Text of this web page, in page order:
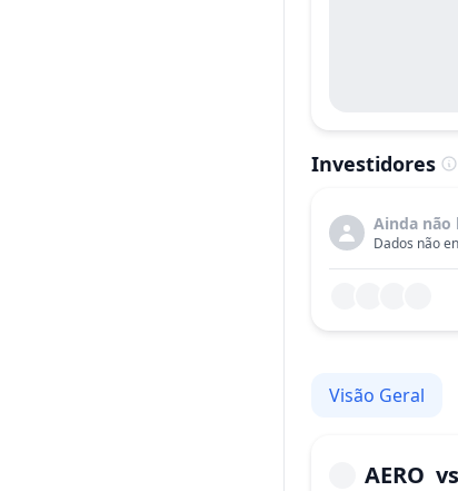
Investidores
Ainda não
Dados não
Visão Geral
AERO